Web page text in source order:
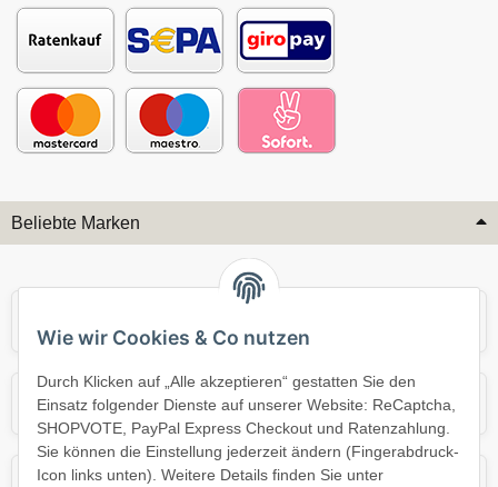
Wie wir Cookies & Co nutzen
Durch Klicken auf „Alle akzeptieren“ gestatten Sie den
Einsatz folgender Dienste auf unserer Website: ReCaptcha,
SHOPVOTE, PayPal Express Checkout und Ratenzahlung.
Sie können die Einstellung jederzeit ändern (Fingerabdruck-
Icon links unten). Weitere Details finden Sie unter
Beliebte Marken
Mercedes Mini